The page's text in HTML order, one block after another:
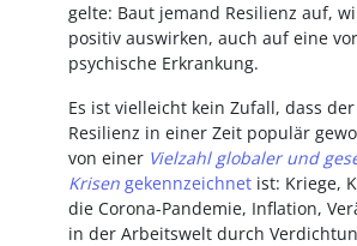
gelte: Baut jemand Resilienz auf,
positiv auswirken, auch auf eine
psychische Erkrankung.
Es ist vielleicht kein Zufall, dass
Resilienz in einer Zeit populär
von einer Vielzahl globaler und
Krisengekennzeichnetist: Kriege,
die Corona-Pandemie, Inflation,
in der Arbeitswelt durch